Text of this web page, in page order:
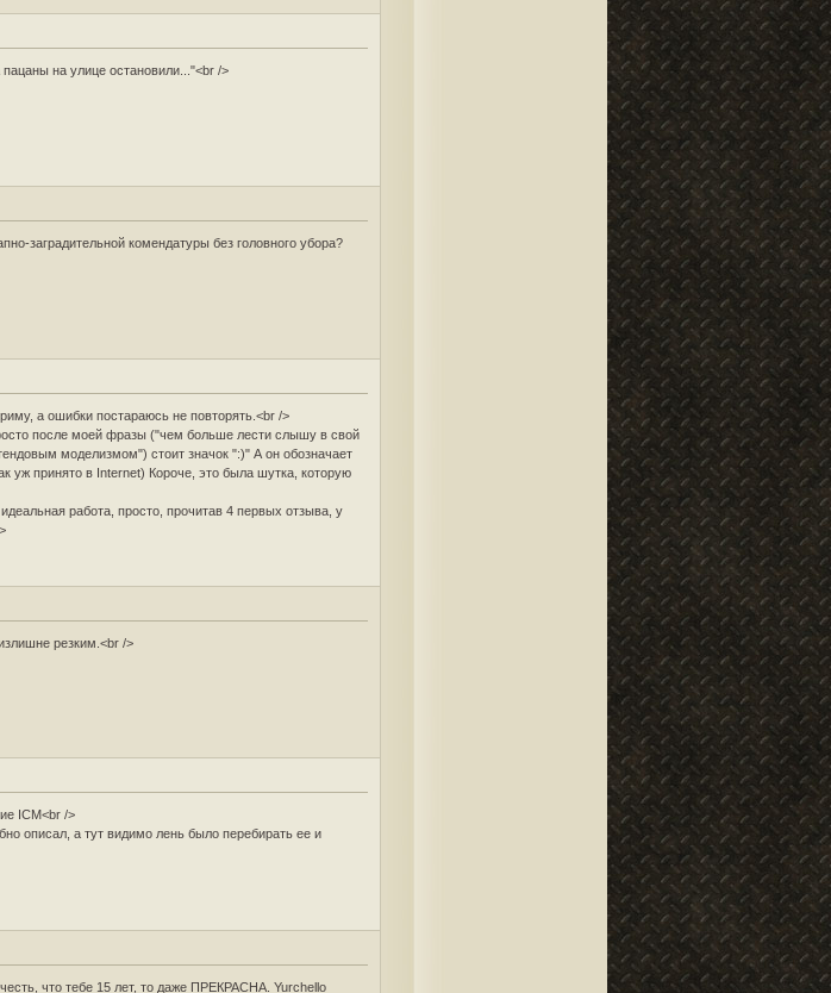
на улице остановили..."<br />
заградительной комендатуры без головного убора?
а ошибки постараюсь не повторять.<br />
после моей фразы ("чем больше лести слышу в свой
моделизмом") стоит значок ":)" А он обозначает
уж принято в Internet) Короче, это была шутка, которую
работа, просто, прочитав 4 первых отзыва, у
резким.<br />
ICM<br />
описал, а тут видимо лень было перебирать ее и
что тебе 15 лет, то даже ПРЕКРАСНА. Yurchello